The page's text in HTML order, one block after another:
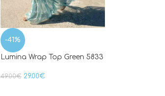
-41%
Lumina Wrap Top Green 5833
49.00€ 29.00€